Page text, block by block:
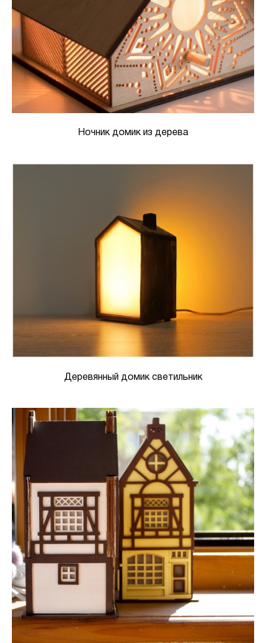
Ночник домик из дерева
Деревянный домик светильник